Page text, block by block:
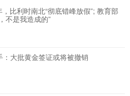
比利时南北“彻底错峰放假”; 教育部
不是我造成的”
：大批黄金签证或将被撤销